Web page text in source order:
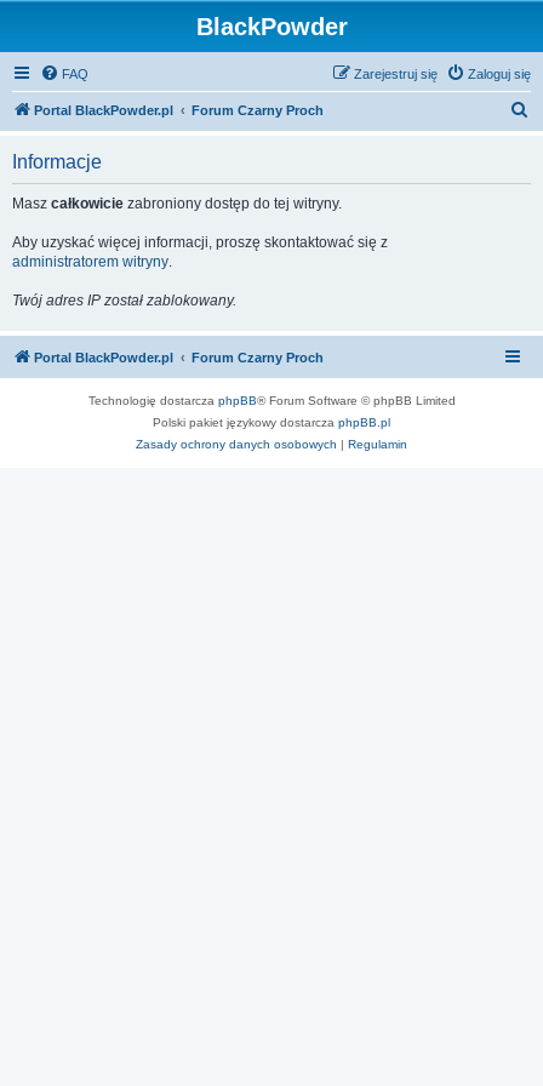
BlackPowder
FAQ Zaloguj się
Zarejestruj się
Portal BlackPowder.pl Forum Czarny Proch
Informacje
Masz całkowicie zabroniony dostęp do tej witryny.
Aby uzyskać więcej informacji, proszę skontaktować się z
administratorem witryny.
Twój adres IP został zablokowany.
Portal BlackPowder.pl Forum Czarny Proch
Technologię dostarcza phpBB® Forum Software © phpBB Limited
Polski pakiet językowy dostarcza phpBB.pl
Zasady ochrony danych osobowych | Regulamin